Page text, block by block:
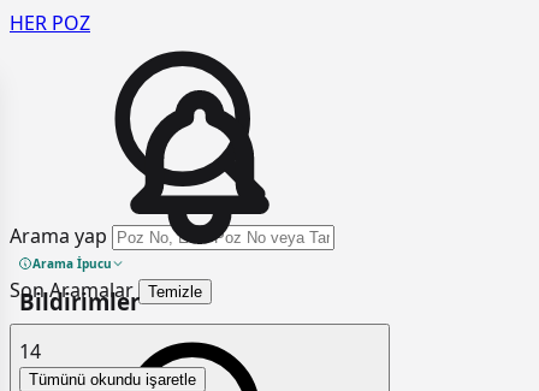
HER POZ
Arama yap
Arama İpucu
Son Aramalar Temizle
Bildirimler
14
Tümünü okundu işaretle